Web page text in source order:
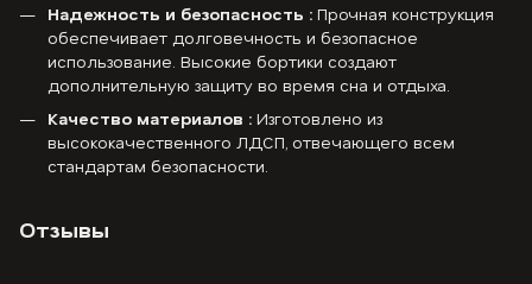
Надежность и безопасность : Прочная конструкция
обеспечивает долговечность и безопасное
использование. Высокие бортики создают
дополнительную защиту во время сна и отдыха.
Качество материалов : Изготовлено из
высококачественного ЛДСП, отвечающего всем
стандартам безопасности.
Отзывы